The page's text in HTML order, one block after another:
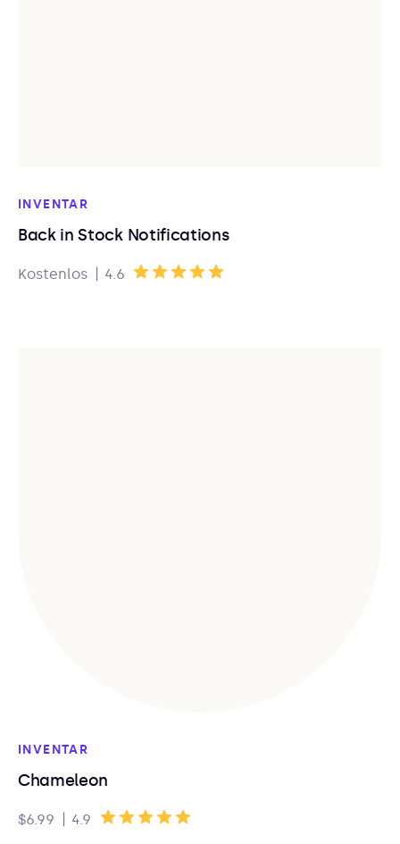
INVENTAR
Back in Stock Notifications
Kostenlos | 4.6
INVENTAR
Chameleon
$6.99 | 4.9